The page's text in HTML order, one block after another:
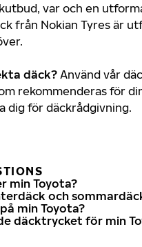
var och en
från Nokian Tyres är
däck? Använd vår
rekommenderas för
dig för däckrådgivning.
min Toyota?
och
min Toyota?
däcktrycket för min